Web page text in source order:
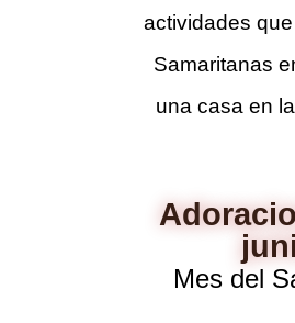
actividades
Samaritanas
una casa en
Mes del